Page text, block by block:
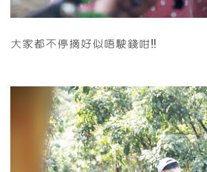
大家都不停摘好似唔駛錢咁!!